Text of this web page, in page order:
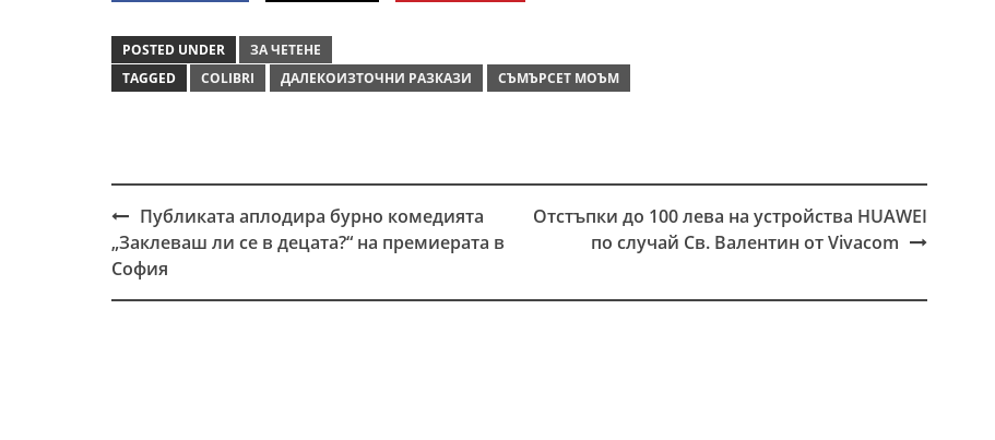
POSTED UNDER
ЗА ЧЕТЕНЕ
TAGGED
COLIBRI ДАЛЕКОИЗТОЧНИ РАЗКАЗИ СЪМЪРСЕТ МОЪМ
Post
navigation
Публиката аплодира бурно комедията
„Заклеваш ли се в децата?“ на премиерата в
София
Отстъпки до 100 лева на устройства HUAWEI
по случай Св. Валентин от Vivacom